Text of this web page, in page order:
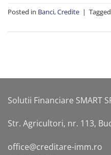
Posted in Banci,Credite | Tagged
Solutii Financiare SMART
Str. Agricultori, nr. 113,
office@creditare-imm.ro